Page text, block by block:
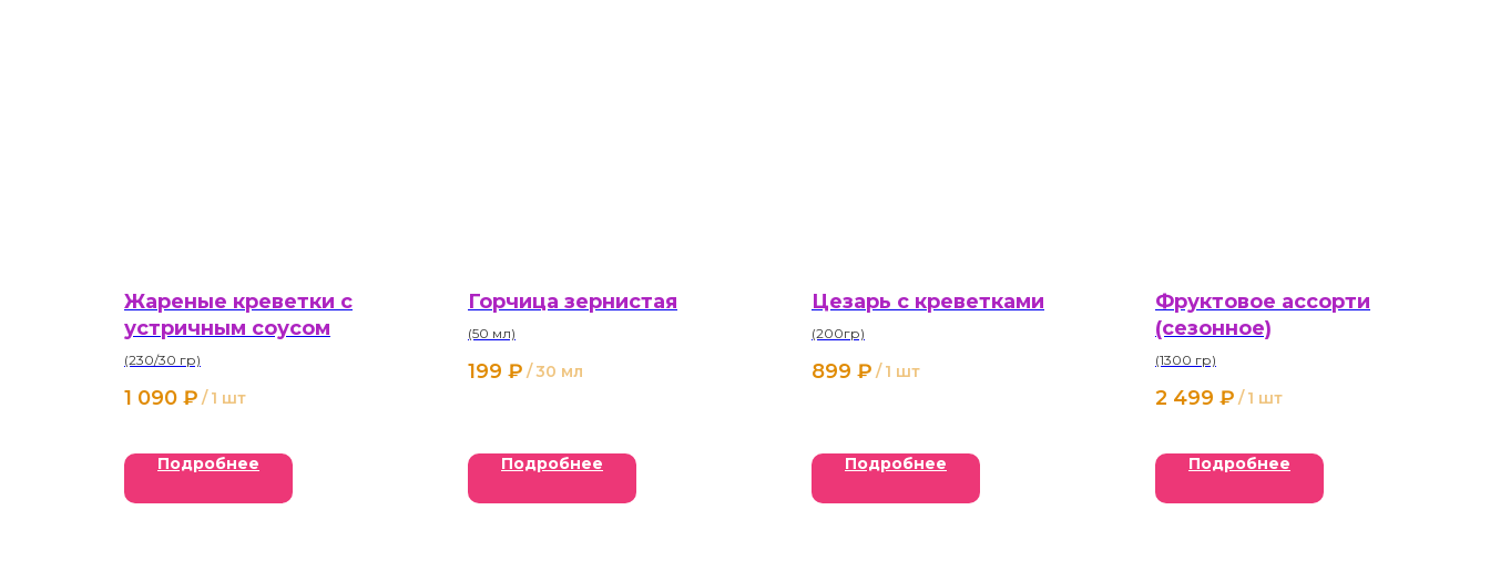
Жареные креветки с
устричным соусом
(230/30 гр)
1 090 ₽ / 1 шт
Подробнее
Горчица зернистая
(50 мл)
199 ₽ /30 мл
Подробнее
Цезарь с креветками
(200гр)
899 ₽ / 1 шт
Подробнее
Фруктовое ассорти
(сезонное)
(1300 гр)
2 499 ₽ / 1 шт
Подробнее